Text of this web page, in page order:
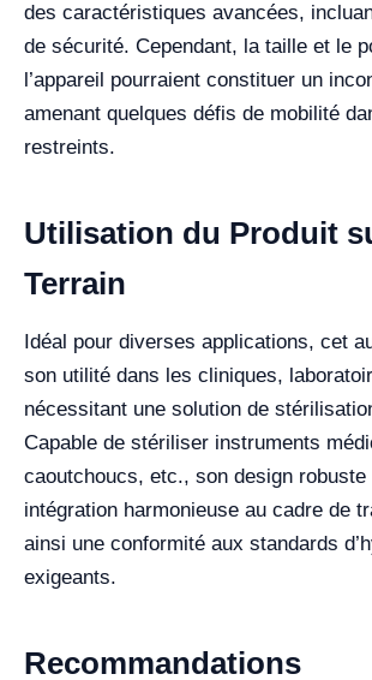
des caractéristiques avancées,
de sécurité. Cependant, la taille et le
l’appareil pourraient constituer un
amenant quelques défis de mobilité
restreints.
Utilisation du Produit
Terrain
Idéal pour diverses applications, cet
son utilité dans les cliniques,
nécessitant une solution de
Capable de stériliser instruments
caoutchoucs, etc., son design robuste
intégration harmonieuse au cadre de
ainsi une conformité aux standards
exigeants.
Recommandations